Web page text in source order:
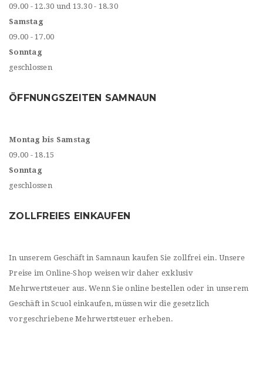
09.00 - 12.30 und 13.30 - 18.30
Samstag
09.00 - 17.00
Sonntag
geschlossen
ÖFFNUNGSZEITEN SAMNAUN
Montag bis Samstag
09.00 - 18.15
Sonntag
geschlossen
ZOLLFREIES EINKAUFEN
In unserem Geschäft in Samnaun kaufen Sie zollfrei ein. Unsere
Preise im Online-Shop weisen wir daher exklusiv
Mehrwertsteuer aus. Wenn Sie online bestellen oder in unserem
Geschäft in Scuol einkaufen, müssen wir die gesetzlich
vorgeschriebene Mehrwertsteuer erheben.